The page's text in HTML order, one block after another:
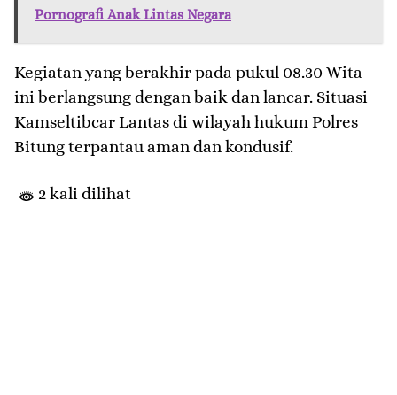
Pornografi Anak Lintas Negara
Kegiatan yang berakhir pada pukul 08.30 Wita
ini berlangsung dengan baik dan lancar. Situasi
Kamseltibcar Lantas di wilayah hukum Polres
Bitung terpantau aman dan kondusif.
2 kali dilihat